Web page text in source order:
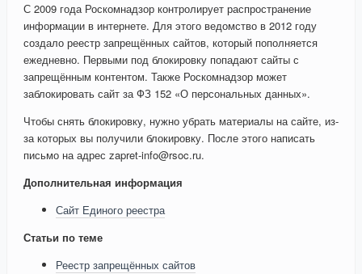
С 2009 года Роскомнадзор контролирует распространение
информации в интернете. Для этого ведомство в 2012 году
создало реестр запрещённых сайтов, который пополняется
ежедневно. Первыми под блокировку попадают сайты с
запрещённым контентом. Также Роскомнадзор может
заблокировать сайт за ФЗ 152 «О персональных данных».
Чтобы снять блокировку, нужно убрать материалы на сайте, из-
за которых вы получили блокировку. После этого написать
письмо на адрес zapret-info@rsoc.ru.
Дополнительная информация
Сайт Единого реестра
Статьи по теме
Реестр запрещённых сайтов